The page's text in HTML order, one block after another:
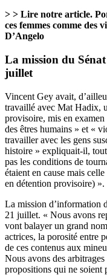
> > Lire notre article.
ces femmes comme des
D’Angelo
La mission du
juillet
Vincent Gey avait,
travaillé avec Mat Hadix,
provisoire, mis en
des êtres humains » et «
travailler avec les gens
histoire » expliquait-il, tout
pas les conditions de
étaient en cause mais
en détention provisoire) ».
La mission d’information
21 juillet. « Nous avons
vont balayer un grand
actrices, la porosité entre
de ces contenus aux
Nous avons des
propositions qui ne